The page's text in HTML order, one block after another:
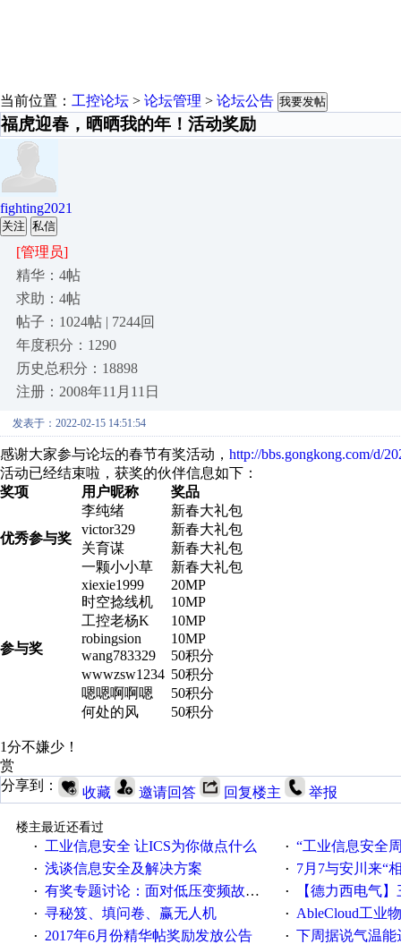
当前位置： 工控论坛 > 论坛管理 > 论坛公告 我要发帖
福虎迎春，晒晒我的年！活动奖励
fighting2021
关注 私信
[管理员]
精华：4帖
求助：4帖
帖子：1024帖 | 7244回
年度积分：1290
历史总积分：18898
注册：2008年11月11日
发表于：2022-02-15 14:51:54
感谢大家参与论坛的春节有奖活动， http://bbs.gongkong.com/d/
活动已经结束啦，获奖的伙伴信息如下：
奖项
用户昵称 奖品
优秀参与奖
李纯绪
新春大礼包
victor329
新春大礼包
关育谋
新春大礼包
一颗小小草
新春大礼包
参与奖
xiexie1999
20MP
时空捻线机
10MP
工控老杨K
10MP
robingsion
10MP
wang783329
50积分
wwwzsw1234 50积分
嗯嗯啊啊嗯
50积分
何处的风
50积分
1分不嫌少！
赏
分享到：
收藏 邀请回答 回复楼主 举报
楼主最近还看过
·
工业信息安全 让ICS为你做点什么 · “工业信息安全周之我见”
· 浅谈信息安全及解决方案 · 7月7与安川来“
· 有奖专题讨论：面对低压变频故障，老手是这样解决的！ · 【德力西电气】三
· 寻秘笈、填问卷、赢无人机 · AbleCloud工业物联
· 2017年6月份精华帖奖励发放公告 · 下周据说气温能